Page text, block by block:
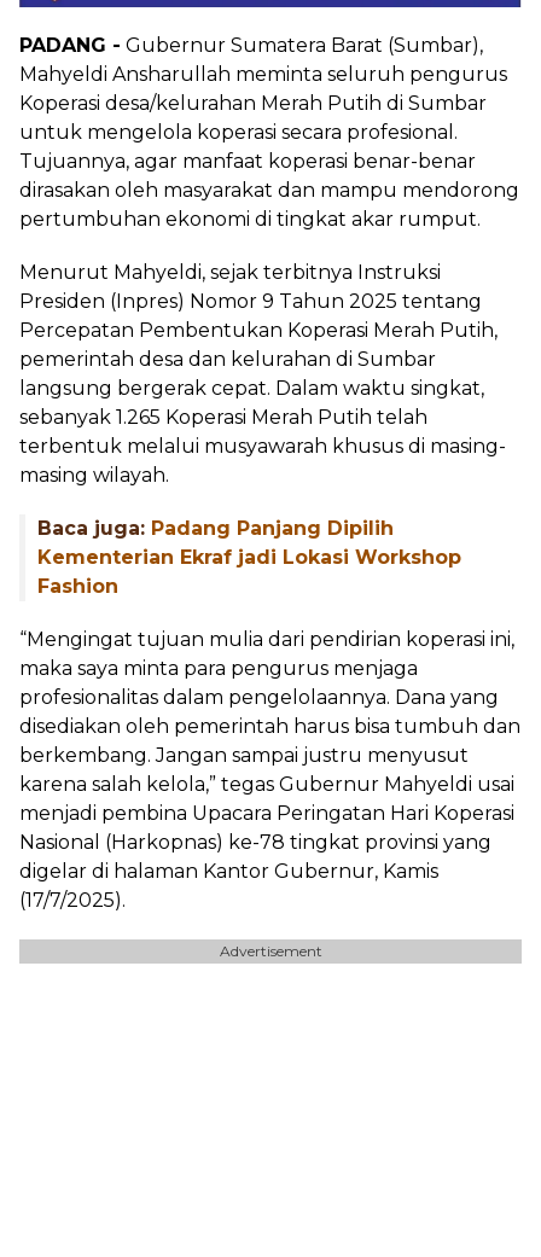
PADANG - Gubernur Sumatera Barat (Sumbar),
Mahyeldi Ansharullah meminta seluruh pengurus
Koperasi desa/kelurahan Merah Putih di Sumbar
untuk mengelola koperasi secara profesional.
Tujuannya, agar manfaat koperasi benar-benar
dirasakan oleh masyarakat dan mampu mendorong
pertumbuhan ekonomi di tingkat akar rumput.
Menurut Mahyeldi, sejak terbitnya Instruksi
Presiden (Inpres) Nomor 9 Tahun 2025 tentang
Percepatan Pembentukan Koperasi Merah Putih,
pemerintah desa dan kelurahan di Sumbar
langsung bergerak cepat. Dalam waktu singkat,
sebanyak 1.265 Koperasi Merah Putih telah
terbentuk melalui musyawarah khusus di masing-
masing wilayah.
Baca juga: Padang Panjang Dipilih
Kementerian Ekraf jadi Lokasi Workshop
Fashion
“Mengingat tujuan mulia dari pendirian koperasi ini,
maka saya minta para pengurus menjaga
profesionalitas dalam pengelolaannya. Dana yang
disediakan oleh pemerintah harus bisa tumbuh dan
berkembang. Jangan sampai justru menyusut
karena salah kelola,” tegas Gubernur Mahyeldi usai
menjadi pembina Upacara Peringatan Hari Koperasi
Nasional (Harkopnas) ke-78 tingkat provinsi yang
digelar di halaman Kantor Gubernur, Kamis
(17/7/2025).
Advertisement